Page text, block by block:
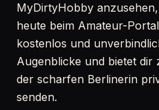
MyDirtyHobby
heute beim Amateur-
kostenlos und
Augenblicke und bietet dir
der scharfen Berlinerin
senden.